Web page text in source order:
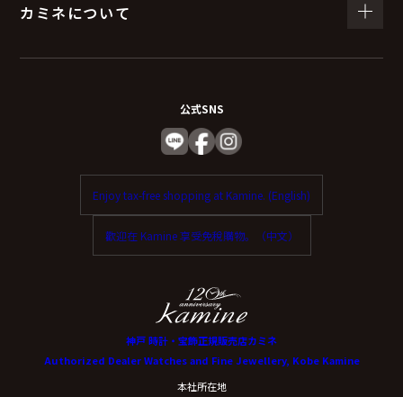
カミネについて
公式SNS
Enjoy tax-free shopping at Kamine. (English)
歡迎在 Kamine 享受免稅購物。（中文）
神戸 時計・宝飾正規販売店カミネ
Authorized Dealer Watches and Fine Jewellery, Kobe Kamine
本社所在地